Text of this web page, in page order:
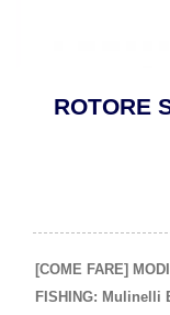
ROTORE
[COME FARE]
FISHING: Mulinelli